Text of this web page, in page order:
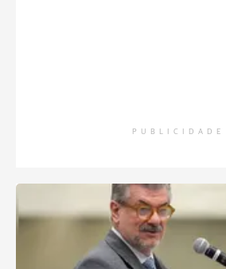
PUBLICIDADE